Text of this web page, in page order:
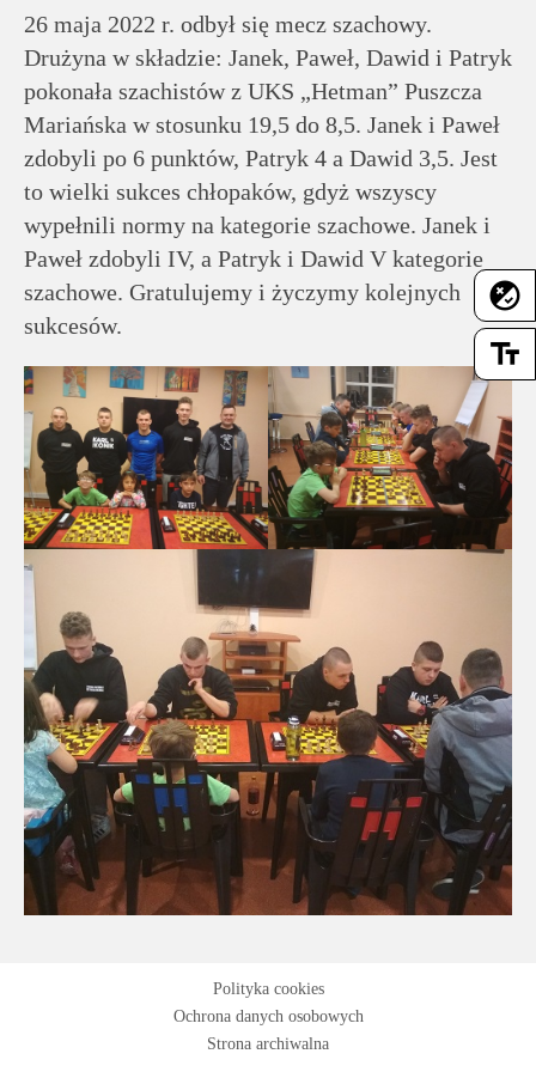
flaky
text_fields
Dla
pracowników
Historia
Wirtualny
spacer
Mapa
strony
Deklaracja
dostępności
26 maja 2022 r. odbył się mecz szachowy.
Drużyna w składzie: Janek, Paweł, Dawid i Patryk
pokonała szachistów z UKS „Hetman” Puszcza
Mariańska w stosunku 19,5 do 8,5. Janek i Paweł
zdobyli po 6 punktów, Patryk 4 a Dawid 3,5. Jest
to wielki sukces chłopaków, gdyż wszyscy
wypełnili normy na kategorie szachowe. Janek i
Paweł zdobyli IV, a Patryk i Dawid V kategorie
szachowe. Gratulujemy i życzymy kolejnych
sukcesów.
Polityka cookies
Ochrona danych osobowych
Strona archiwalna